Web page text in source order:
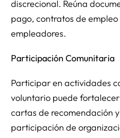
discrecional. Reúna
pago, contratos de
empleadores.
Participación Comunitaria
Participar en actividades
voluntario puede fortalecer
cartas de recomendación
participación de